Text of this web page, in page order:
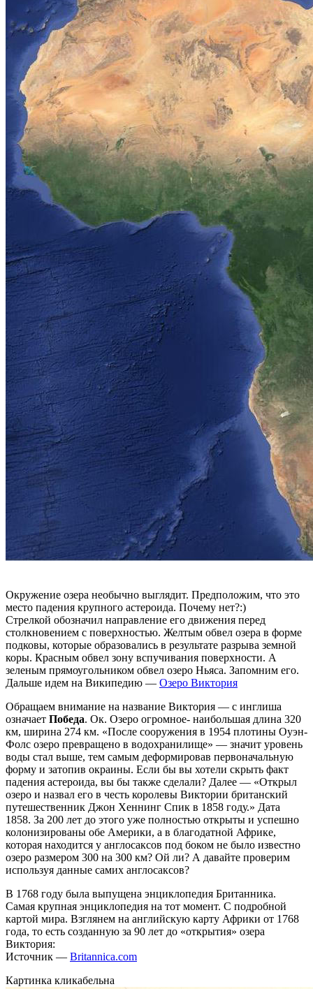
Окружение озера необычно выглядит. Предположим, что это
место падения крупного астероида. Почему нет?:)
Стрелкой обозначил направление его движения перед
столкновением с поверхностью. Желтым обвел озера в форме
подковы, которые образовались в результате разрыва земной
коры. Красным обвел зону вспучивания поверхности. А
зеленым прямоугольником обвел озеро Ньяса. Запомним его.
Дальше идем на Википедию — Озеро Виктория
Обращаем внимание на название Виктория — с инглиша
означает Победа. Ок. Озеро огромное- наибольшая длина 320
км, ширина 274 км. «После сооружения в 1954 плотины Оуэн-
Фолс озеро превращено в водохранилище» — значит уровень
воды стал выше, тем самым деформировав первоначальную
форму и затопив окраины. Если бы вы хотели скрыть факт
падения астероида, вы бы также сделали? Далее — «Открыл
озеро и назвал его в честь королевы Виктории британский
путешественник Джон Хеннинг Спик в 1858 году.» Дата
1858. За 200 лет до этого уже полностью открыты и успешно
колонизированы обе Америки, а в благодатной Африке,
которая находится у англосаксов под боком не было известно
озеро размером 300 на 300 км? Ой ли? А давайте проверим
используя данные самих англосаксов?
В 1768 году была выпущена энциклопедия Британника.
Самая крупная энциклопедия на тот момент. С подробной
картой мира. Взглянем на английскую карту Африки от 1768
года, то есть созданную за 90 лет до «открытия» озера
Виктория:
Источник — Britannica.com
Картинка кликабельна